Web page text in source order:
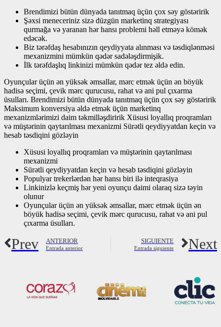
Brendimizi bütün dünyada tanıtmaq üçün çox səy göstəririk
Şəxsi meneceriniz sizə düzgün marketinq strategiyası
qurmağa və yaranan hər hansı problemi həll etməyə kömək
edəcək.
Biz tərəfdaş hesabınızın qeydiyyata alınması və təsdiqlənməsi
mexanizmini mümkün qədər sadələşdirmişik.
İlk tərəfdaşlıq linkinizi mümkün qədər tez əldə edin.
Oyunçular üçün ən yüksək əmsallar, mərc etmək üçün ən böyük
hadisə seçimi, çevik mərc qurucusu, rahat və ani pul çıxarma
üsulları. Brendimizi bütün dünyada tanıtmaq üçün çox səy göstəririk
Maksimum konversiya əldə etmək üçün marketinq
mexanizmlərimizi daim təkmilləşdiririk Xüsusi loyallıq proqramları
və müştərinin qaytarılması mexanizmi Sürətli qeydiyyatdan keçin və
hesab təsdiqini gözləyin
Xüsusi loyallıq proqramları və müştərinin qaytarılması
mexanizmi
Sürətli qeydiyyatdan keçin və hesab təsdiqini gözləyin
Populyar trekerlərdən hər hansı biri ilə inteqrasiya
Linkinizlə keçmiş hər yeni oyunçu daimi olaraq sizə təyin
olunur
Oyunçular üçün ən yüksək əmsallar, mərc etmək üçün ən
böyük hadisə seçimi, çevik mərc qurucusu, rahat və ani pul
çıxarma üsulları.
Prev ANTERIOR
Entrada anterior
SIGUIENTE
Entrada siguiente Next